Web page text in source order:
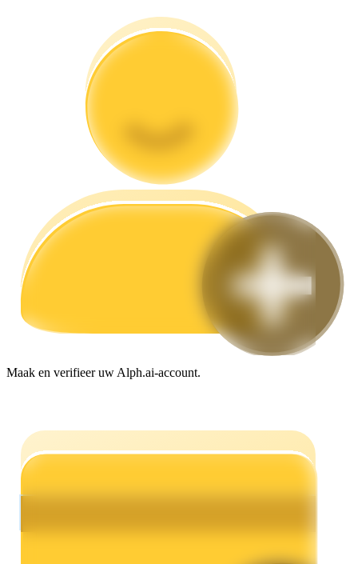
Big data-analyse inclusief handelsinformatie, enz.
Futures-startgids
Handelsstrategieën
Verdienen
Maak en verifieer uw Alph.ai-account.